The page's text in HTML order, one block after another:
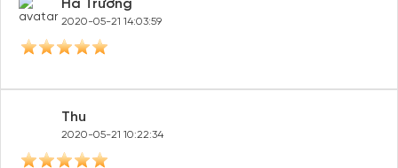
Hà Trương
2020-05-21 14:03:59
Thu
2020-05-21 10:22:34